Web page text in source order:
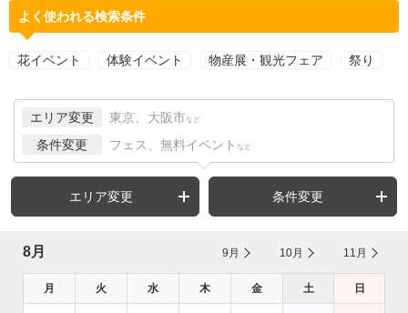
よく使われる検索条件
花イベント 体験イベント 物産展・観光フェア 祭り
エリア変更 東京、大阪市 など
条件変更 フェス、無料イベント など
エリア変更 条件変更
8月 9月 10月 11月
月 火 水 木 金 土 日